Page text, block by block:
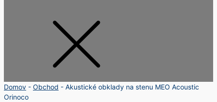
Domov - Obchod - Akustické obklady na stenu MEO Acoustic
Orinoco